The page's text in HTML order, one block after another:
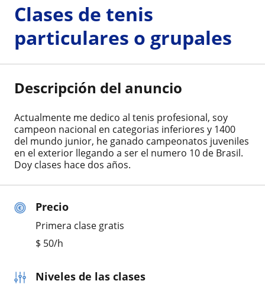
Precio
Primera clase gratis
$ 50/h
Niveles de las clases
Clases de tenis
particulares o grupales
Descripción del anuncio
Actualmente me dedico al tenis profesional, soy
campeon nacional en categorias inferiores y 1400
del mundo junior, he ganado campeonatos juveniles
en el exterior llegando a ser el numero 10 de Brasil.
Doy clases hace dos años.